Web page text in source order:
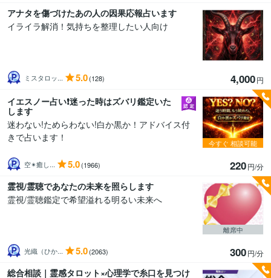
アナタを傷づけたあの人の因果応報占います
イライラ解消！気持ちを整理したい人向け
ミスタロッ... 5.0(128) 4,000円
イエスノー占い❗️迷った時はズバリ鑑定いた
します
迷わない!ためらわない!白か黒か！アドバイス付
きで占います！
空✴︎癒し... 5.0(1966) 220円/分
今すぐ 相談可能
霊視/霊聴であなたの未来を照らします
霊視/霊聴鑑定で希望溢れる明るい未来へ
光織（ひか... 5.0(2063) 300円/分
離席中
総合相談｜霊感タロット×心理学で糸口を見つけ